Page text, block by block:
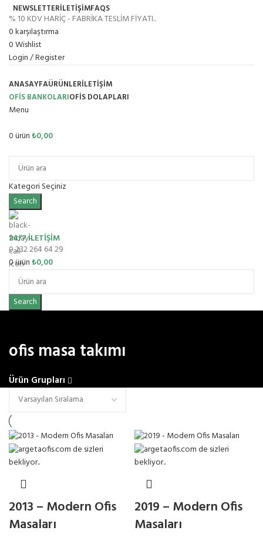
NEWSLETTERİLETİŞİMFAQS
% 10 KDV HARİÇ - FABRİKA TESLİM FİYATI..
0karşılaştırma
0Wishlist
Login / Register
ANASAYFAÜRÜNLERİLETIŞIM
OFİS BANKOLARIOFIS DOLAPLARI
Menu
0ürün₺0,00
Kategori Seçiniz
Search
24/7 İLETİŞİM
0 232 264 64 29
0ürün₺0,00
Search
ofis masa takımı
Ürün Grupları
2013 – Modern Ofis
Masaları
2019 – Modern Ofis
Masaları